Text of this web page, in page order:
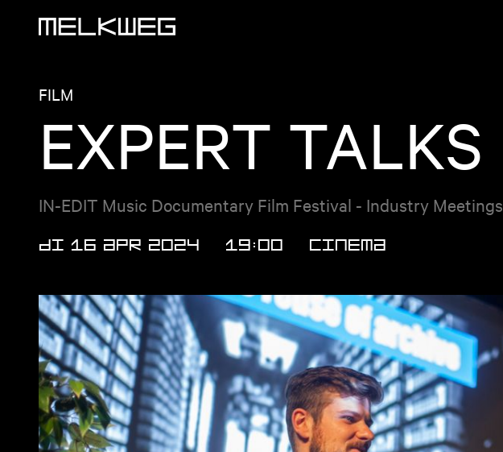
FILM
EXPERT TALKS
IN-EDIT Music Documentary Film Festival - Industry Meetings
DI 16 APR 2024 19:00 Cinema